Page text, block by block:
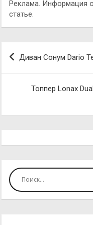
Реклама. Информация
статье.
Навигация
по
Диван Сонум Dario
Топпер Lonax